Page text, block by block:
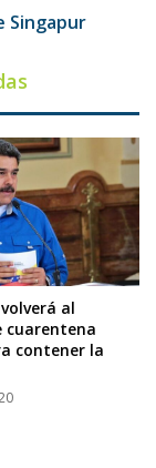
Singapur
al
cuarentena
contener la